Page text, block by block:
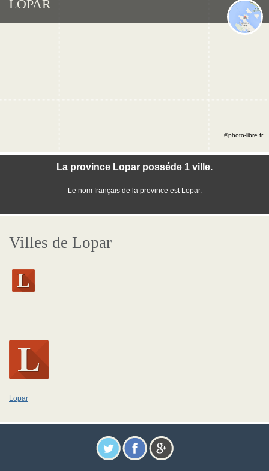
LOPAR
La province Lopar posséde 1 ville.
Le nom français de la province est Lopar.
©photo-libre.fr
Villes de Lopar
Lopar